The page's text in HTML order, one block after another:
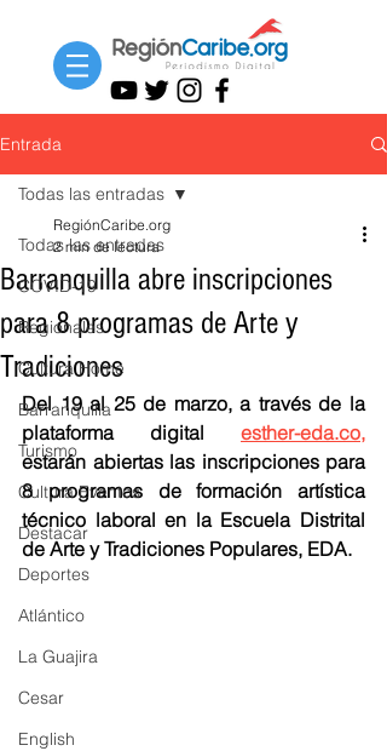
Entrada
Todas las entradas
COVID-19
Regionales
Cultura Home
Barranquilla
Turismo
Cultura Eventos
Destacar
Deportes
Atlántico
La Guajira
Cesar
English
Todas las entradas
Barranquilla abre inscripciones
para 8 programas de Arte y
Tradiciones
RegiónCaribe.org
2 min de lectura
Del 19 al 25 de marzo, a través de la
plataforma digital esther-eda.co,
estarán abiertas las inscripciones para
8 programas de formación artística
técnico laboral en la Escuela Distrital
de Arte y Tradiciones Populares, EDA.